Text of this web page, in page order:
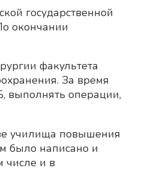
государственной
окончании
факультета
За время
выполнять операции,
училища повышения
было написано и
числе и в